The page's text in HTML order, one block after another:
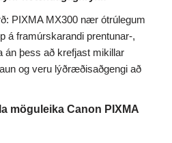
PIXMA MX300 nær ótrúlegum
á framúrskarandi prentunar-,
án þess að krefjast mikillar
og veru lýðræðisaðgengi að
möguleika Canon PIXMA